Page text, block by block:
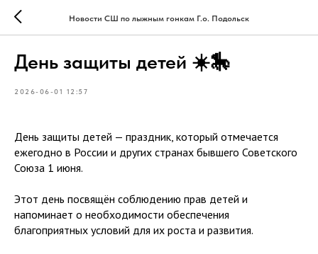
Новости СШ по лыжным гонкам Г.о. Подольск
День защиты детей ☀️🎠
2026-06-01 12:57
День защиты детей — праздник, который отмечается
ежегодно в России и других странах бывшего Советского
Союза 1 июня.
Этот день посвящён соблюдению прав детей и
напоминает о необходимости обеспечения
благоприятных условий для их роста и развития.